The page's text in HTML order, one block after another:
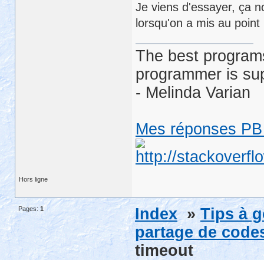
Je viens d'essayer, ça
lorsqu'on a mis au
The best
programmer is
- Melinda Varian
Mes réponses
Hors ligne
Pages: 1 Index »Tips à
partage de
timeout